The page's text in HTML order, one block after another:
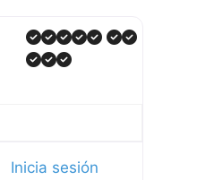
Inicia sesión